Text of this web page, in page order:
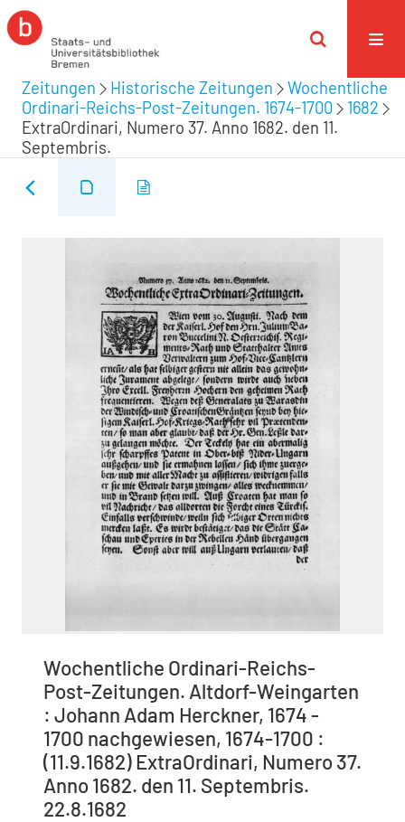
Zeitungen Historische Zeitungen
Wochentliche
Ordinari-Reichs-Post-Zeitungen. 1674-1700
1682
ExtraOrdinari, Numero 37. Anno 1682. den 11.
Septembris.
Wochentliche Ordinari-Reichs-
Post-Zeitungen. Altdorf-Weingarten
: Johann Adam Herckner, 1674 -
1700 nachgewiesen, 1674-1700 :
(11.9.1682) ExtraOrdinari, Numero 37.
Anno 1682. den 11. Septembris.
22.8.1682